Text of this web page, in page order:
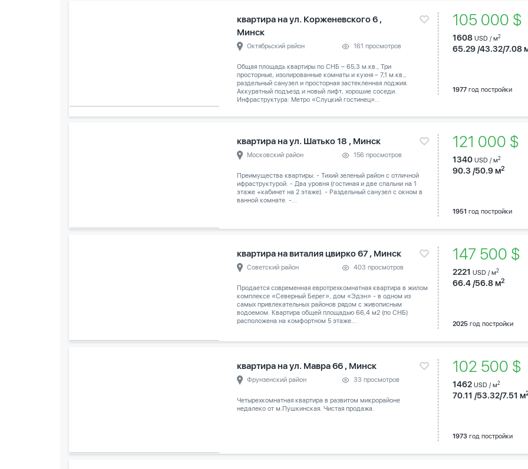
квартира на ул. Корженевского 6 ,
Минск
Октябрьский район 161 просмотров
Общая площадь квартиры по СНБ – 65,3 м.кв., Три
просторные, изолированные комнаты и кухня – 7,1 м.кв.,
раздельный санузел и просторная застекленная лоджия.
Аккуратный подъезд и новый лифт, хорошие соседи.
Инфраструктура: Метро «Слуцкий гостинец»...
105 000 $
1608 USD / м2
65.29 /43.32/7.08
1977год постройки
квартира на ул. Шатько 18 , Минск
Московский район 156 просмотров
Преимущества квартиры: - Тихий зеленый район с отличной
ифраструктурой. - Два уровня (гостиная и две спальни на 1
этаже +кабинет на 2 этаже). - Раздельный санузел с окном в
ванной комнате. -...
121 000 $
1340 USD / м2
90.3 /50.9 м2
1951 год постройки
квартира на виталия цвирко 67 , Минск
Советский район 403 просмотров
Продается современная евротрехкомнатная квартира в жилом
комплексе «Северный Берег», дом «Эдэн» - в одном из
самых привлекательных районов рядом с живописным
водоемом. Квартира общей площадью 66,4 м2 (по СНБ)
расположена на комфортном 5 этаже...
147 500 $
2221 USD / м2
66.4 /56.8 м2
2025год постройки
квартира на ул. Мавра 66 , Минск
Фрунзенский район 33 просмотров
Четырехкомнатная квартира в развитом микрорайоне
недалеко от м.Пушкинская. Чистая продажа.
102 500 $
1462 USD / м2
70.11 /53.32/7.51 м
1973год постройки